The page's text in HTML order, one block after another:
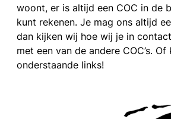
woont, er is altijd een COC in de
kunt rekenen. Je mag ons altijd
dan kijken wij hoe wij je in
met een van de andere COC’s.
onderstaande links!